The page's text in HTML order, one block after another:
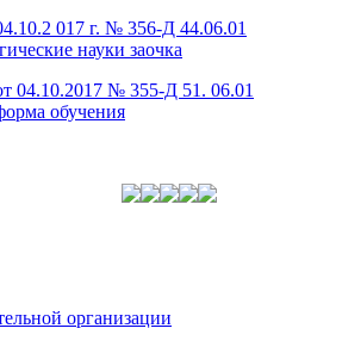
017 г. № 356-Д 44.06.01
науки заочка
04.10.2017 № 355-Д 51. 06.01
обучения
организации